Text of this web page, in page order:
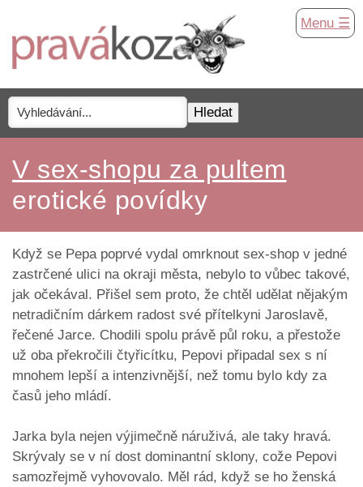
Menu ☰
V sex-shopu za pultem
erotické povídky
Když se Pepa poprvé vydal omrknout sex-shop v jedné
zastrčené ulici na okraji města, nebylo to vůbec takové,
jak očekával. Přišel sem proto, že chtěl udělat nějakým
netradičním dárkem radost své přítelkyni Jaroslavě,
řečené Jarce. Chodili spolu právě půl roku, a přestože
už oba překročili čtyřicítku, Pepovi připadal sex s ní
mnohem lepší a intenzivnější, než tomu bylo kdy za
časů jeho mládí.
Jarka byla nejen výjimečně náruživá, ale taky hravá.
Skrývaly se v ní dost dominantní sklony, cože Pepovi
samozřejmě vyhovovalo. Měl rád, když se ho ženská